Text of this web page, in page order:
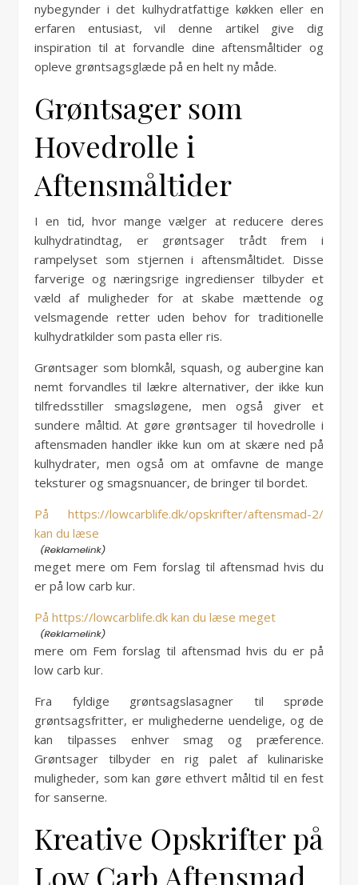
nybegynder i det kulhydratfattige køkken eller en
erfaren entusiast, vil denne artikel give dig
inspiration til at forvandle dine aftensmåltider og
opleve grøntsagsglæde på en helt ny måde.
Grøntsager som
Hovedrolle i
Aftensmåltider
I en tid, hvor mange vælger at reducere deres
kulhydratindtag, er grøntsager trådt frem i
rampelyset som stjernen i aftensmåltidet. Disse
farverige og næringsrige ingredienser tilbyder et
væld af muligheder for at skabe mættende og
velsmagende retter uden behov for traditionelle
kulhydratkilder som pasta eller ris.
Grøntsager som blomkål, squash, og aubergine kan
nemt forvandles til lækre alternativer, der ikke kun
tilfredsstiller smagsløgene, men også giver et
sundere måltid. At gøre grøntsager til hovedrolle i
aftensmaden handler ikke kun om at skære ned på
kulhydrater, men også om at omfavne de mange
teksturer og smagsnuancer, de bringer til bordet.
På https://lowcarblife.dk/opskrifter/aftensmad-2/
kan du læse
meget mere om Fem forslag til aftensmad hvis du
er på low carb kur.
På https://lowcarblife.dk kan du læse meget
mere om Fem forslag til aftensmad hvis du er på
low carb kur.
Fra fyldige grøntsagslasagner til sprøde
grøntsagsfritter, er mulighederne uendelige, og de
kan tilpasses enhver smag og præference.
Grøntsager tilbyder en rig palet af kulinariske
muligheder, som kan gøre ethvert måltid til en fest
for sanserne.
Kreative Opskrifter på
Low Carb Aftensmad